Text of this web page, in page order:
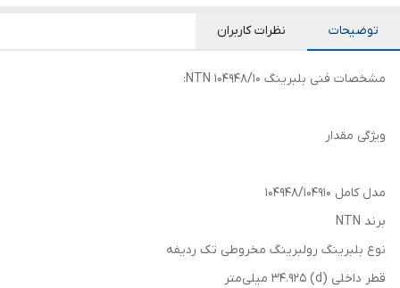
توضیحات نظرات کاربران
مشخصات فنی بلبرینگ 104948/10 NTN:
ویژگی مقدار
مدل کامل 104948/104910
برند NTN
نوع بلبرینگ رولبرینگ مخروطی تک ردیفه
قطر داخلی (d) 34.925 میلی‌متر